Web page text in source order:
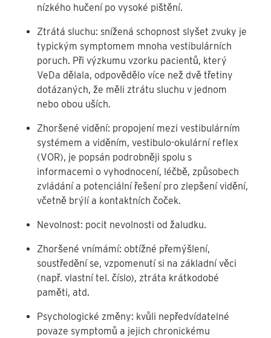
nízkého hučení po vysoké pištění.
Ztrátá sluchu: snížená schopnost slyšet zvuky je
typickým symptomem mnoha vestibulárních
poruch. Při výzkumu vzorku pacientů, který
VeDa dělala, odpovědělo více než dvě třetiny
dotázaných, že měli ztrátu sluchu v jednom
nebo obou uších.
Zhoršené vidění: propojení mezi vestibulárním
systémem a viděním, vestibulo-okulární reflex
(VOR), je popsán podrobněji spolu s
informacemi o vyhodnocení, léčbě, způsobech
zvládání a potenciální řešení pro zlepšení vidění,
včetně brýlí a kontaktních čoček.
Nevolnost: pocit nevolnosti od žaludku.
Zhoršené vnímámí: obtížné přemýšlení,
soustředění se, vzpomenutí si na základní věci
(např. vlastní tel. číslo), ztráta krátkodobé
paměti, atd.
Psychologické změny: kvůli nepředvídatelné
povaze symptomů a jejich chronickému